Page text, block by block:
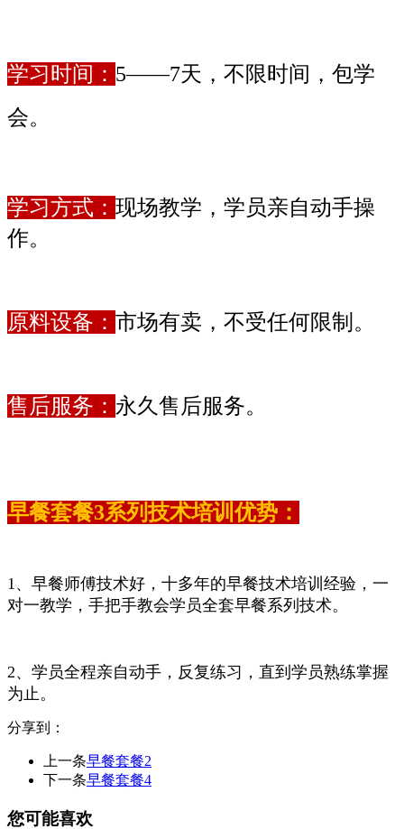
学习时间： 5——7天，不限时间，包学
会。
学习方式： 现场教学，学员亲自动手操
作。
原料设备： 市场有卖，不受任何限制。
售后服务： 永久售后服务。
早餐套餐3系列技术培训优势：
1、早餐师傅技术好，十多年的早餐技术培训经验，一
对一教学，手把手教会学员全套早餐系列技术。
2、学员全程亲自动手，反复练习，直到学员熟练掌握
为止。
分享到：
上一条早餐套餐2
下一条早餐套餐4
您可能喜欢